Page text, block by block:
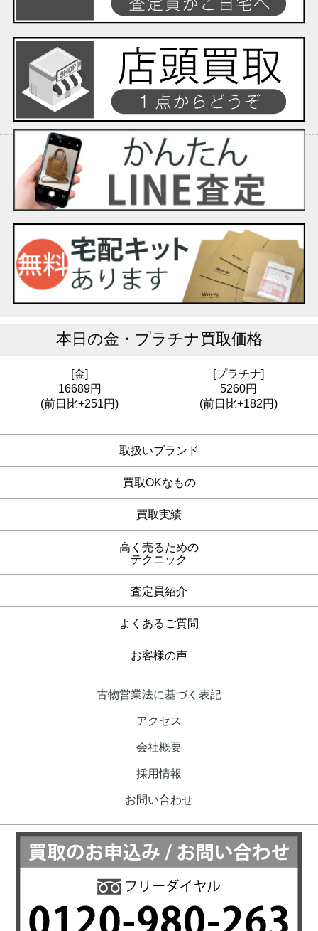
本日の金・プラチナ買取価格
[金]
16689円
(前日比+251円)
[プラチナ]
5260円
(前日比+182円)
取扱いブランド
買取OKなもの
買取実績
高く売るための
テクニック
査定員紹介
よくあるご質問
お客様の声
古物営業法に基づく表記
アクセス
会社概要
採用情報
お問い合わせ